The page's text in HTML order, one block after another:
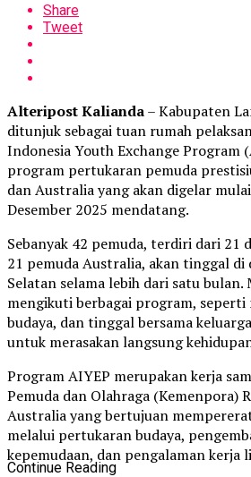
Share
Tweet
Alteripost Kalianda– Kabupaten
ditunjuk sebagai tuan rumah
Indonesia Youth Exchange Program
program pertukaran pemuda
dan Australia yang akan digelar
Desember 2025 mendatang.
Sebanyak 42 pemuda, terdiri dari 21
21 pemuda Australia, akan tinggal di
Selatan selama lebih dari satu bulan.
mengikuti berbagai program,
budaya, dan tinggal bersama
untuk merasakan langsung
Program AIYEP merupakan kerja
Pemuda dan Olahraga (Kemenpora)
Australia yang bertujuan
melalui pertukaran budaya,
kepemudaan, dan pengalaman kerja
Continue Reading